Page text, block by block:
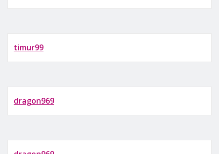
timur99
dragon969